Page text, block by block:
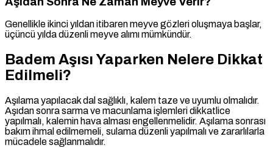
Genellikle ikinci yıldan itibaren meyve gözleri oluşmaya başlar,
üçüncü yılda düzenli meyve alımı mümkündür.
Badem Aşısı Yaparken Nelere Dikkat
Edilmeli?
Aşılama yapılacak dal sağlıklı, kalem taze ve uyumlu olmalıdır.
Aşıdan sonra sarma ve macunlama işlemleri dikkatlice
yapılmalı, kalemin hava alması engellenmelidir. Aşılama sonrası
bakım ihmal edilmemeli, sulama düzenli yapılmalı ve zararlılarla
mücadele sağlanmalıdır.